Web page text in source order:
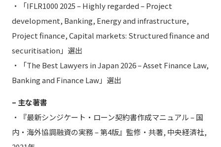
・「IFLR1000 2025 – Highly regarded – Project
development, Banking, Energy and infrastructure,
Project finance, Capital markets: Structured finance and
securitisation」選出
・「The Best Lawyers in Japan 2026 – Asset Finance Law,
Banking and Finance Law」選出
– 主な著書
・『最新シンジケート・ローン契約書作成マニュアル – 国
内・海外協調融資の実務 – 第4版』監修・共著, 中央経済社,